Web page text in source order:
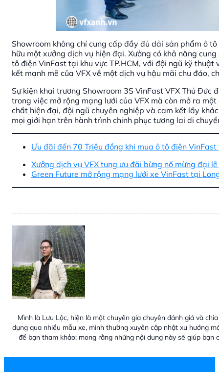
Showroom không chỉ cung cấp đầy đủ dải sản phẩm ô
hữu một xưởng dịch vụ hiện đại. Xưởng có khả năng
tô điện VinFast tại khu vực TP.HCM, với đội ngũ kỹ
kết mạnh mẽ của VFX về một dịch vụ hậu mãi chu đáo,
Sự kiện khai trương Showroom 3S VinFast VFX Thủ
trong việc mở rộng mạng lưới của VFX mà còn mở ra
chất hiện đại, đội ngũ chuyên nghiệp và cam kết lấy
mọi giới hạn trên hành trình chinh phục tương lai di
Ưu đãi đến 70 Triệu đồng khi mua ô tô điện
Xưởng dịch vụ VFX tung ưu đãi bừng nổ mừng đại
Green Future mở rộng mạng lưới xe VinFast tại
Mình là Lưu Lộc, hiện là một chuyên gia chuyên đánh giá và
dụng qua nhiều mẫu xe, mình thường xuyên cập nhật xu hướng
để bạn tham khảo; mong rằng những nội dung này sẽ giúp